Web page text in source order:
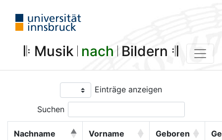
𝄆 Musik 𝄀 nach 𝄀 Bildern 𝄇
Einträge anzeigen
Suchen
Nachname Vorname Geboren